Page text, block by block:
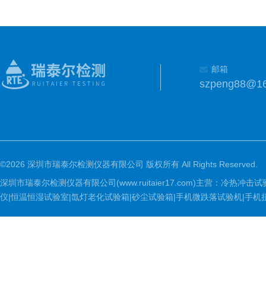
邮箱
©2026 深圳市瑞泰尔检测仪器有限公司 版权所有 All Rights Reserved.
深圳市瑞泰尔检测仪器有限公司(www.ruitaier17.com)主营：冷热冲击
仪|恒温恒湿试验室|氙灯老化试验箱|砂尘试验箱|手机微跌落试验机|手机